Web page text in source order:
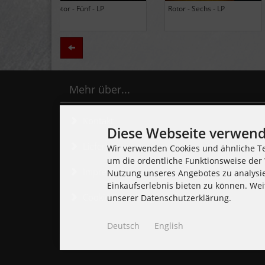
Black Lung - Ancients - LP
Daily Thompson - Glue - LP
Zurück
Mehr über...
Lieferzeit
Impressum
Cookie Einstellungen
Diese Webseite
Wir verwenden Cookies und ähnliche
um die ordentliche Funktionsweise
Nutzung unseres Angebotes zu
Einkaufserlebnis bieten zu können.
unserer Datenschutzerklärung.
Deutsch English